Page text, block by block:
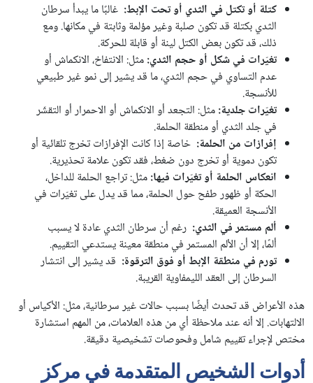
كتلة أو تكتل في الثدي أو تحت الإبط: غالبًا ما يبدأ سرطان
الثدي بكتلة قد تكون صلبة وغير مؤلمة وثابتة في مكانها. ومع
ذلك، قد تكون بعض الكتل لينة أو قابلة للحركة.
تغيّرات في شكل أو حجم الثدي:مثل: الانتفاخ، الانكماش أو
عدم التساوي في حجم الثدي، ما قد يشير إلى نمو غير طبيعي
للأنسجة.
تغيّرات جلدية:مثل: التجعد أو الانكماش أو الاحمرار أو التقشّر
في جلد الثدي أو منطقة الحلمة.
إفرازات من الحلمة: خاصة إذا كانت الإفرازات تخرج تلقائية أو
تكون دموية أو تخرج دون ضغط، فقد تكون علامة تحذيرية.
انعكاس الحلمة أو تغيّرات فيها:مثل: تراجع الحلمة للداخل،
الحكة أو ظهور طفح حول الحلمة، مما قد يدل على تغيّرات في
الأنسجة العميقة.
ألم مستمر في الثدي: رغم أن سرطان الثدي عادة لا يسبب
ألمًا، إلا أن الألم المستمر في منطقة معينة يستدعي التقييم.
تورم في منطقة الإبط أو فوق الترقوة: قد يشير إلى انتشار
السرطان إلى العقد الليمفاوية القريبة.
هذه الأعراض قد تحدث أيضًا بسبب حالات غير سرطانية، مثل: الأكياس أو
الالتهابات. إلا أنه عند ملاحظة أي من هذه العلامات، من المهم استشارة
مختص لإجراء تقييم شامل وفحوصات تشخيصية دقيقة.
أدوات الشخيص المتقدمة في مركز